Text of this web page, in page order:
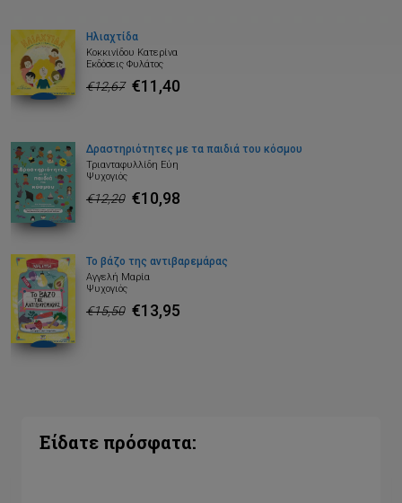
Ηλιαχτίδα
Κοκκινίδου Κατερίνα
Εκδόσεις Φυλάτος
€12,67 €11,40
Δραστηριότητες με τα παιδιά του κόσμου
Τριανταφυλλίδη Εύη
Ψυχογιός
€12,20 €10,98
Το βάζο της αντιβαρεμάρας
Αγγελή Μαρία
Ψυχογιός
€15,50 €13,95
Είδατε πρόσφατα: